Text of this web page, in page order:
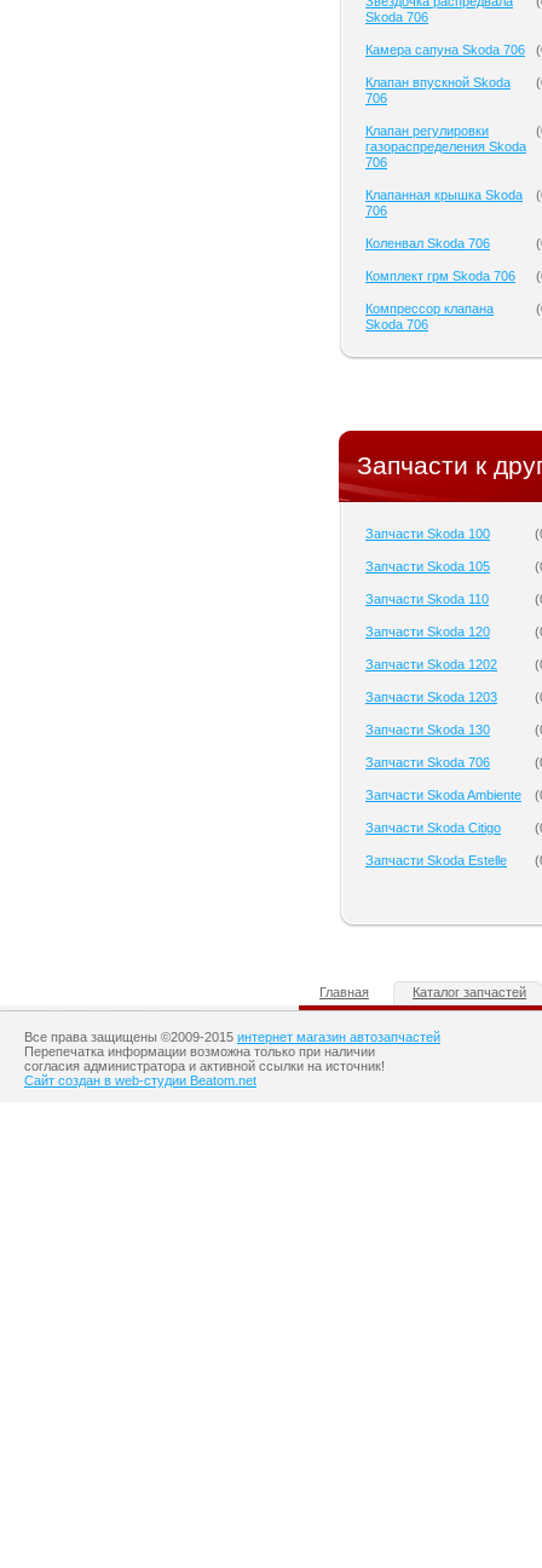
Skoda 706
Камера сапуна Skoda 706 (
Клапан впускной Skoda
706
(
Клапан регулировки
газораспределения Skoda
706
(
Клапанная крышка Skoda
706
(
Коленвал Skoda 706 (
Комплект грм Skoda 706 (
Компрессор клапана
Skoda 706
(
Запчасти к
Запчасти Skoda 100 (
Запчасти Skoda 105 (
Запчасти Skoda 110 (
Запчасти Skoda 120 (
Запчасти Skoda 1202 (
Запчасти Skoda 1203 (
Запчасти Skoda 130 (
Запчасти Skoda 706 (
Запчасти Skoda Ambiente (
Запчасти Skoda Citigo (
Запчасти Skoda Estelle (
Главная Каталог запчастей
Все права защищены ©2009-2015 интернет магазин автозапчастей
Перепечатка информации возможна только при наличии
согласия администратора и активной ссылки на источник!
Сайт создан в web-студии Beatom.net